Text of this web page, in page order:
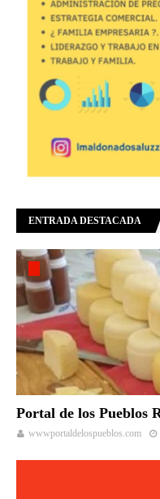
ENTRADA DESTACADA
Portal de los Pueblos
wwwportaldelospueblos.com